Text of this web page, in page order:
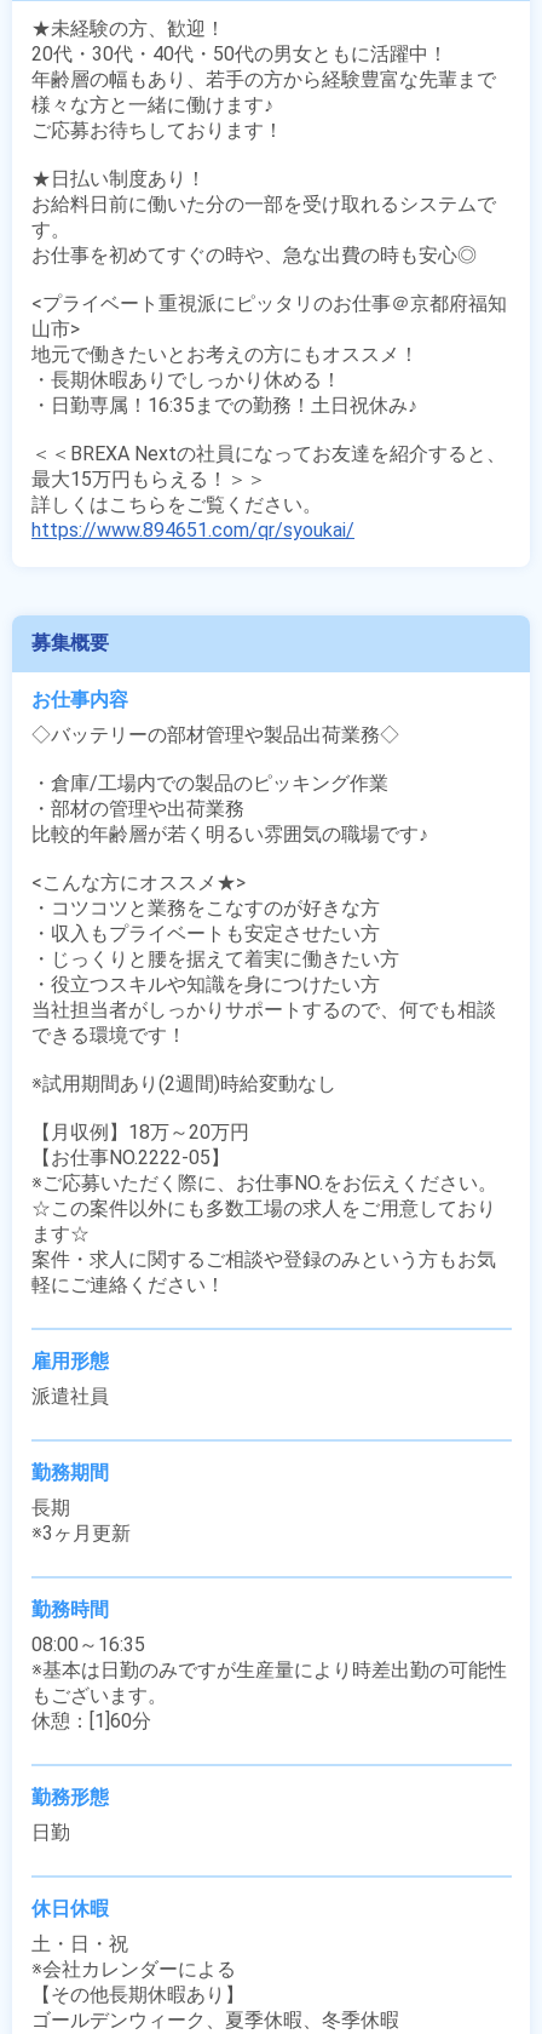
★未経験の方、歓迎！
20代・30代・40代・50代の男女ともに活躍中！
年齢層の幅もあり、若手の方から経験豊富な先輩まで
様々な方と一緒に働けます♪
ご応募お待ちしております！
★日払い制度あり！
お給料日前に働いた分の一部を受け取れるシステムで
す。
お仕事を初めてすぐの時や、急な出費の時も安心◎
<プライベート重視派にピッタリのお仕事＠京都府福知
山市>
地元で働きたいとお考えの方にもオススメ！
・長期休暇ありでしっかり休める！
・日勤専属！16:35までの勤務！土日祝休み♪
＜＜BREXA Nextの社員になってお友達を紹介すると、
最大15万円もらえる！＞＞
https://www.894651.com/qr/syoukai/
募集概要
お仕事内容
◇バッテリーの部材管理や製品出荷業務◇
・倉庫/工場内での製品のピッキング作業
・部材の管理や出荷業務
比較的年齢層が若く明るい雰囲気の職場です♪
<こんな方にオススメ★>
・コツコツと業務をこなすのが好きな方
・収入もプライベートも安定させたい方
・じっくりと腰を据えて着実に働きたい方
・役立つスキルや知識を身につけたい方
当社担当者がしっかりサポートするので、何でも相談
できる環境です！
※試用期間あり(2週間)時給変動なし
【月収例】18万～20万円
【お仕事NO.2222-05】
※ご応募いただく際に、お仕事NO.をお伝えください。
☆この案件以外にも多数工場の求人をご用意しており
ます☆
案件・求人に関するご相談や登録のみという方もお気
軽にご連絡ください！
雇用形態
派遣社員
勤務期間
長期
※3ヶ月更新
勤務時間
08:00～16:35
※基本は日勤のみですが生産量により時差出勤の可能性
もございます。
休憩：[1]60分
勤務形態
日勤
休日休暇
土・日・祝
※会社カレンダーによる
【その他長期休暇あり】
ゴールデンウィーク、夏季休暇、冬季休暇